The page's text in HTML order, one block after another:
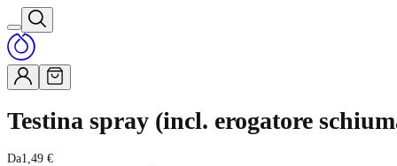
Testina spray (incl. erogatore
Da1,49 €